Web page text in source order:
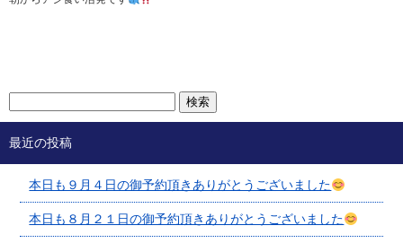
最近の投稿
本日も９月４日の御予約頂きありがとうございました
本日も８月２１日の御予約頂きありがとうございました